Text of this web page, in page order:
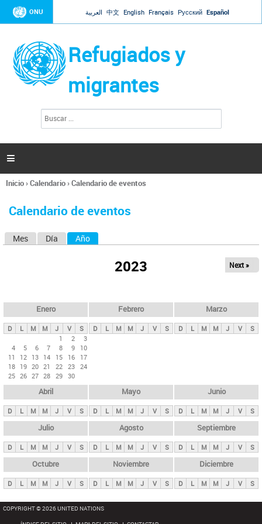
Jump to navigation
ONU العربية 中文 English Français Русский Español
Refugiados y
migrantes
l
d
s

Se
usted
Inicio›Calendario›Calendario de eventos
Calendario de eventos
s
p
n
i
p
a
l
s
Mes Día Año
2023 Next »
Enero
D L M M J V
S
1
2
3
4
5 6 7 8 9
10
11
12 13 14 15 16
17
18 19 20 21 22 23 24
25 26 27 28 29 30
Febrero
D L M M J V S
Marzo
D L M M J V S
Abril
D L M M J V S
Mayo
D L M M J V S
Junio
D L M M J V S
Julio
D L M M J V S
Agosto
D L M M J V S
Septiembre
D L M M J V S
Octubre
D L M M J V S
Noviembre
D L M M J V S
Diciembre
D L M M J V S
COPYRIGHT © 2026 UNITED NATIONS